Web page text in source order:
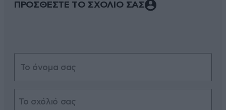
ΠΡΟΣΘΕΣΤΕ ΤΟ ΣΧΟΛΙΟ ΣΑΣ